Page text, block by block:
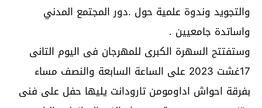
والتجويد وندوة علمية حول .دور المجتمع المدني
واساتدة جامعيين .
وستفتتح السهرة الكبرى للمهرجان فى اليوم التانى
17غشت 2023 على الساعة السابعة والنصف مساء
بفرقة احواش اداومومن تارودانت يليها حفل على فنى